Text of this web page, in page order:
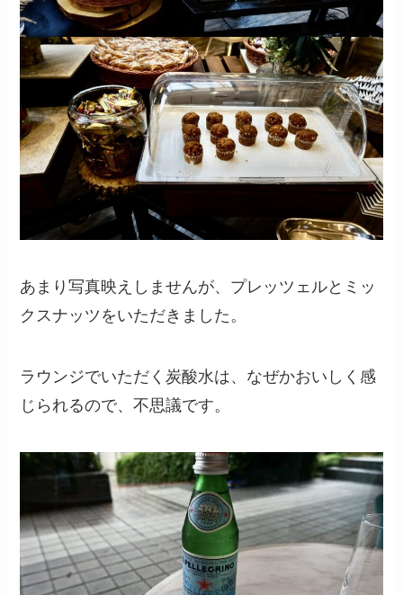
あまり写真映えしませんが、プレッツェルとミッ
クスナッツをいただきました。
ラウンジでいただく炭酸水は、なぜかおいしく感
じられるので、不思議です。